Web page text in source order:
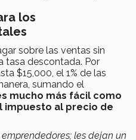
los
sobre las ventas sin
tasa descontada. Por
$15,000, el 1% de las
sumando el
mucho más fácil como
impuesto al precio de
les dejan un